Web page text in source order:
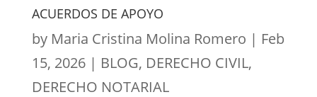
ACUERDOS DE APOYO
by Maria Cristina Molina Romero | Feb
15, 2026| BLOG, DERECHO CIVIL,
DERECHO NOTARIAL